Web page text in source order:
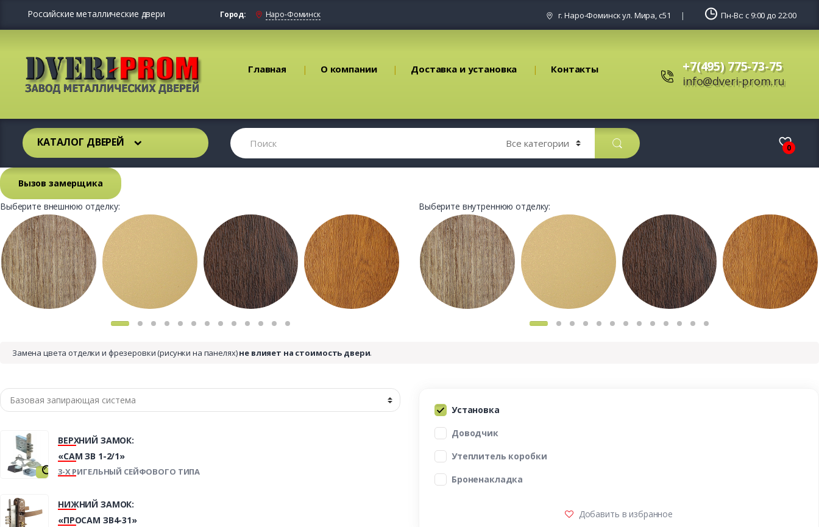
Российские металлические двери Город: Наро-Фоминск г. Наро-Фоминск ул. Мира, с51 Пн-Вс: с 9:00 до 22:00
Главная О компании Доставка и установка Контакты +7(495) 775-73-75
info@dveri-prom.ru
КАТАЛОГ ДВЕРЕЙ 0
Вызов замерщика
Выберите внешнюю отделку:
Выберите внутреннюю отделку:
Замена цвета отделки и фрезеровки (рисунки на панелях)не влияет на стоимость двери.
ВЕРХНИЙ ЗАМОК:
«САМ ЗВ 1-2/1»
3-Х РИГЕЛЬНЫЙ СЕЙФОВОГО ТИПА
НИЖНИЙ ЗАМОК:
«ПРОСАМ ЗВ4-31»
Установка
Доводчик
Утеплитель коробки
Броненакладка
Добавить в избранное